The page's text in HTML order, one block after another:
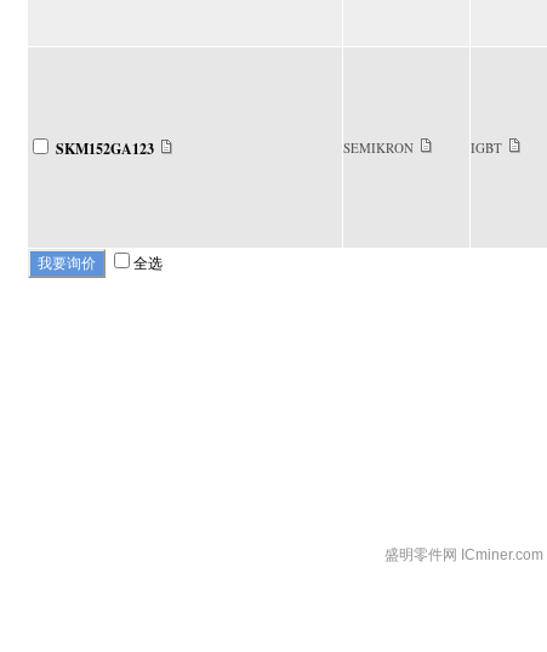
SKM152GA123 SEMIKRON IGBT
全选
盛明零件网 ICminer.com